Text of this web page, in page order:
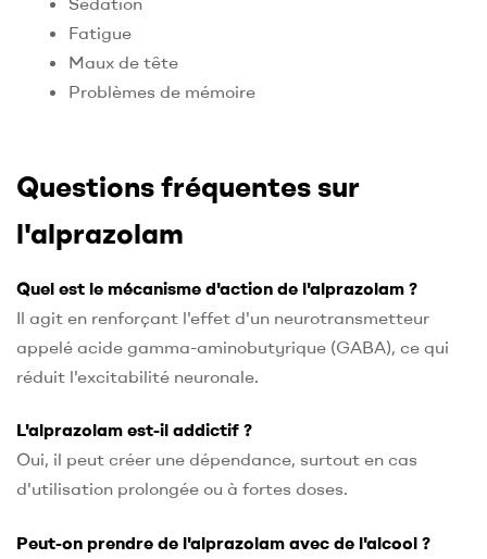
Fatigue
Maux de tête
Problèmes de mémoire
Questions fréquentes sur
l'alprazolam
Quel est le mécanisme d'action de l'alprazolam ?
Il agit en renforçant l'effet d'un neurotransmetteur
appelé acide gamma-aminobutyrique (GABA), ce qui
réduit l'excitabilité neuronale.
L'alprazolam est-il addictif ?
Oui, il peut créer une dépendance, surtout en cas
d'utilisation prolongée ou à fortes doses.
Peut-on prendre de l'alprazolam avec de l'alcool ?